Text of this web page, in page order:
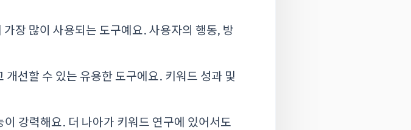
장 많이 사용되는 도구예요. 사용자의 행동, 방
개선할 수 있는 유용한 도구에요. 키워드 성과 및
강력해요. 더 나아가 키워드 연구에 있어서도